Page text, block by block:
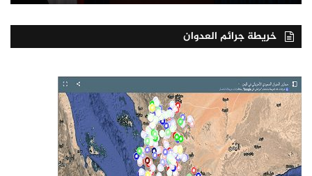
خريطة جرائم العدوان